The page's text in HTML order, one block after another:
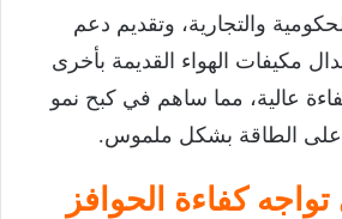
والتجارية، وتقديم دعم
مكيفات الهواء القديمة بأخرى
عالية، مما ساهم في كبح نمو
على الطاقة بشكل ملموس.
تواجه كفاءة الحوافز